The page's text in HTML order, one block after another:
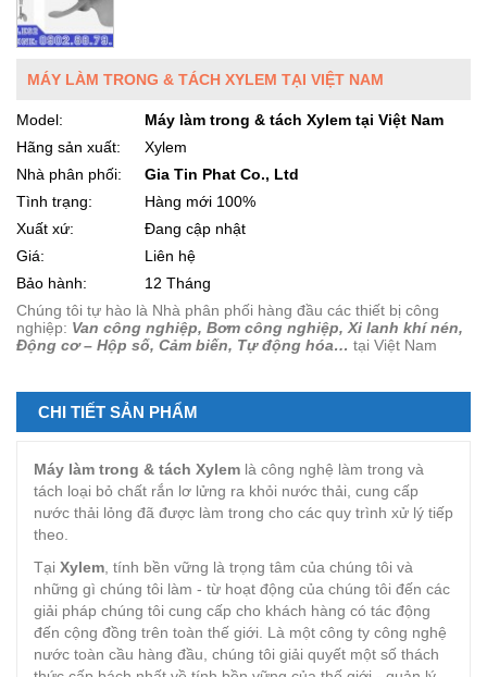
MÁY LÀM TRONG & TÁCH XYLEM TẠI VIỆT NAM
Model:
Máy làm trong & tách Xylem tại Việt Nam
Hãng sản xuất:
Xylem
Nhà phân phối:
Gia Tin Phat Co., Ltd
Tình trạng:
Hàng mới 100%
Xuất xứ:
Đang cập nhật
Giá:
Liên hệ
Bảo hành:
12 Tháng
Chúng tôi tự hào là Nhà phân phối hàng đầu các thiết bị công
nghiệp: Van công nghiệp, Bơm công nghiệp, Xi lanh khí nén,
Động cơ – Hộp số, Cảm biến, Tự động hóa… tại Việt Nam
CHI TIẾT SẢN PHẨM
Máy làm trong & tách Xylem là công nghệ làm trong và
tách loại bỏ chất rắn lơ lửng ra khỏi nước thải, cung cấp
nước thải lỏng đã được làm trong cho các quy trình xử lý tiếp
theo.
Tại Xylem , tính bền vững là trọng tâm của chúng tôi và
những gì chúng tôi làm - từ hoạt động của chúng tôi đến các
giải pháp chúng tôi cung cấp cho khách hàng có tác động
đến cộng đồng trên toàn thế giới. Là một công ty công nghệ
nước toàn cầu hàng đầu, chúng tôi giải quyết một số thách